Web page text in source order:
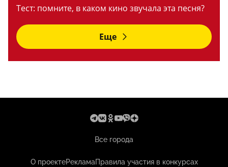
Тест: помните, в каком кино звучала эта песня?
Еще
Все города
О проектеРекламаПравила участия в конкурсах